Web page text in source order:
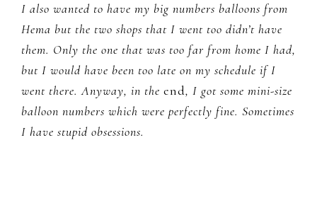
I also wanted to have my big numbers balloons from
Hema but the two shops that I went too didn’t have
them. Only the one that was too far from home I had,
but I would have been too late on my schedule if I
went there. Anyway, in the end, I got some mini-size
balloon numbers which were perfectly fine. Sometimes
I have stupid obsessions.